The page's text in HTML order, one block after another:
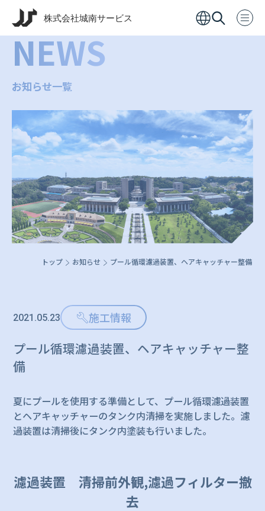
NEWS
お知らせ一覧
トップ お知らせ プール循環濾過装置、ヘアキャッチャー整備
2021.05.23 施工情報
プール循環濾過装置、ヘアキャッチャー整
備
夏にプールを使用する準備として、プール循環濾過装置
とヘアキャッチャーのタンク内清掃を実施しました。濾
過装置は清掃後にタンク内塗装も行いました。
濾過装置 清掃前外観,濾過フィルター撤
去